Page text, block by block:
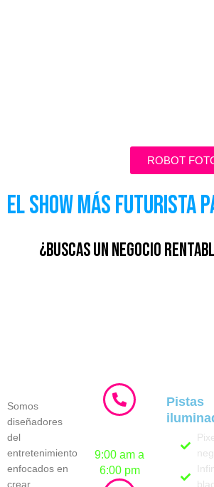
ROBOT
El Show Más Futurista
¿Buscas un negocio
Somos
diseñadores
del
entretenimiento
enfocados en
crear
9:00 am a
6:00 pm
Pistas